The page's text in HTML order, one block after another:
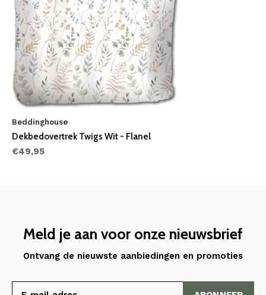
Beddinghouse
Dekbedovertrek Twigs Wit - Flanel
€49,95
Meld je aan voor onze nieuwsbrief
Ontvang de nieuwste aanbiedingen en promoties